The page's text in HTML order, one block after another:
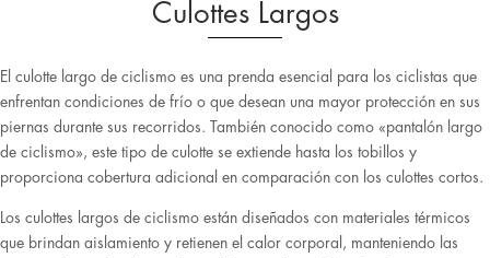
Culottes Largos
El culotte largo de ciclismo es una prenda esencial para los ciclistas que
enfrentan condiciones de frío o que desean una mayor protección en sus
piernas durante sus recorridos. También conocido como «pantalón largo
de ciclismo», este tipo de culotte se extiende hasta los tobillos y
proporciona cobertura adicional en comparación con los culottes cortos.
Los culottes largos de ciclismo están diseñados con materiales térmicos
que brindan aislamiento y retienen el calor corporal, manteniendo las